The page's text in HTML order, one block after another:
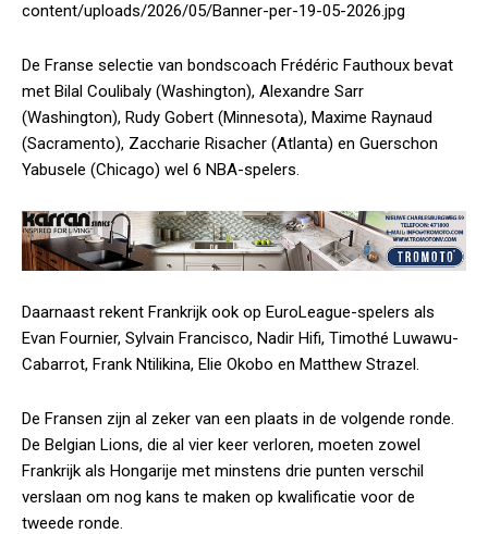
content/uploads/2026/05/Banner-per-19-05-2026.jpg
De Franse selectie van bondscoach Frédéric Fauthoux bevat
met Bilal Coulibaly (Washington), Alexandre Sarr
(Washington), Rudy Gobert (Minnesota), Maxime Raynaud
(Sacramento), Zaccharie Risacher (Atlanta) en Guerschon
Yabusele (Chicago) wel 6 NBA-spelers.
Daarnaast rekent Frankrijk ook op EuroLeague-spelers als
Evan Fournier, Sylvain Francisco, Nadir Hifi, Timothé Luwawu-
Cabarrot, Frank Ntilikina, Elie Okobo en Matthew Strazel.
De Fransen zijn al zeker van een plaats in de volgende ronde.
De Belgian Lions, die al vier keer verloren, moeten zowel
Frankrijk als Hongarije met minstens drie punten verschil
verslaan om nog kans te maken op kwalificatie voor de
tweede ronde.